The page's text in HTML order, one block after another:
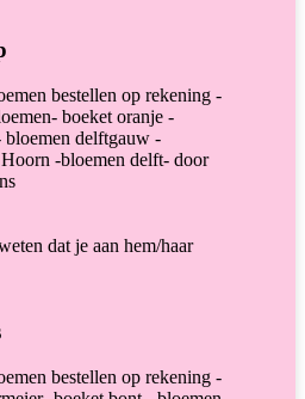
dat je aan hem/haar